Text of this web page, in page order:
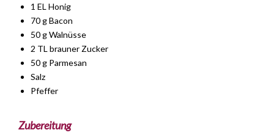
1 EL Honig
70 g Bacon
50 g Walnüsse
2 TL brauner Zucker
50 g Parmesan
Salz
Pfeffer
Zubereitung